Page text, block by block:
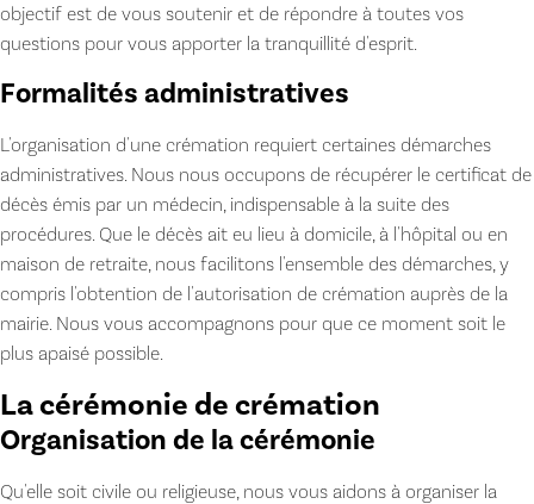
objectif est de vous soutenir et de répondre à toutes vos
questions pour vous apporter la tranquillité d'esprit.
Formalités administratives
L'organisation d'une crémation requiert certaines démarches
administratives. Nous nous occupons de récupérer le certificat de
décès émis par un médecin, indispensable à la suite des
procédures. Que le décès ait eu lieu à domicile, à l'hôpital ou en
maison de retraite, nous facilitons l'ensemble des démarches, y
compris l'obtention de l'autorisation de crémation auprès de la
mairie. Nous vous accompagnons pour que ce moment soit le
plus apaisé possible.
La cérémonie de crémation
Organisation de la cérémonie
Qu'elle soit civile ou religieuse, nous vous aidons à organiser la